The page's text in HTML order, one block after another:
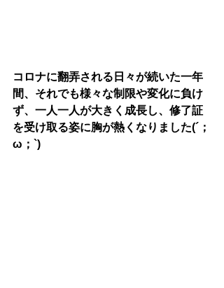
コロナに翻弄される日々が続いた一年
間、それでも様々な制限や変化に負け
ず、一人一人が大きく成長し、修了証
を受け取る姿に胸が熱くなりました(´；
ω；`)